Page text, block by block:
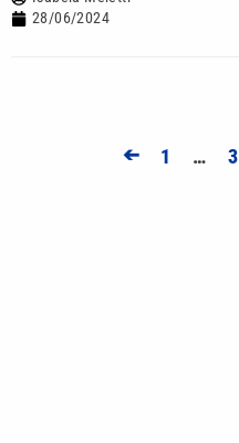
28/06/2024
➔ 1 … 3